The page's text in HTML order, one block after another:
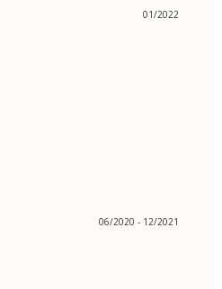
01/2022
06/2020 - 12/2021